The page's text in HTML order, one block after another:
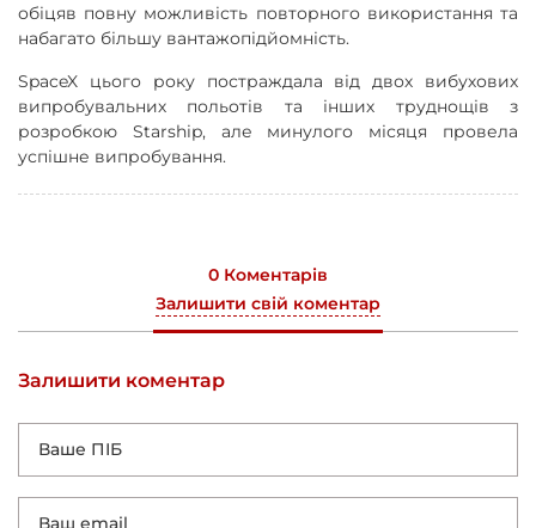
обіцяв повну можливість повторного використання та
набагато більшу вантажопідйомність.
SpaceX цього року постраждала від двох вибухових
випробувальних польотів та інших труднощів з
розробкою Starship, але минулого місяця провела
успішне випробування.
0 Коментарів
Залишити свій коментар
Залишити коментар